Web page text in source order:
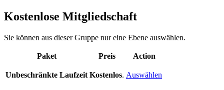
Kostenlose Mitgliedschaft
Sie können aus dieser Gruppe nur eine Ebene auswählen.
Paket Preis Action
Unbeschränkte Laufzeit Kostenlos. Auswählen